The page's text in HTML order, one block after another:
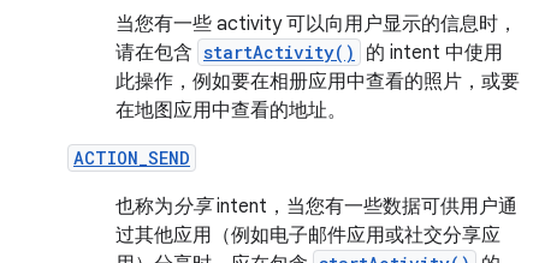
当您有一些 activity 可以向用户显示的信息时，
请在包含 startActivity()
的 intent 中使用
此操作，例如要在相册应用中查看的照片，或要
在地图应用中查看的地址。
ACTION_SEND
也称为分享intent，当您有一些数据可供用户通
过其他应用（例如电子邮件应用或社交分享应